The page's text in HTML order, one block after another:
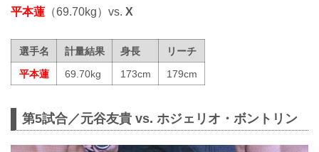
平本蓮 （69.70kg）vs. X
選手名 計量結果 身長
リーチ
平本蓮
69.70kg 173cm 179cm
第5試合／元谷友貴 vs. ホジェリオ・ボントリン